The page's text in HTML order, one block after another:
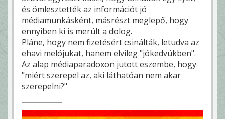
és ömlesztették az információt jó
médiamunkásként, másrészt meglepő, hogy
ennyiben ki is merült a dolog.
Pláne, hogy nem fizetésért csinálták, letudva az
ehavi melójukat, hanem elvileg "jókedvükben".
Az alap médiaparadoxon jutott eszembe, hogy
"miért szerepel az, aki láthatóan nem akar
szerepelni?"